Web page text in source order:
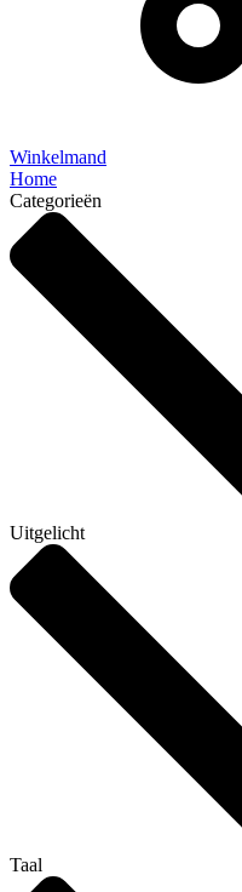
Winkelmand
Home
Categorieën
Uitgelicht
Taal